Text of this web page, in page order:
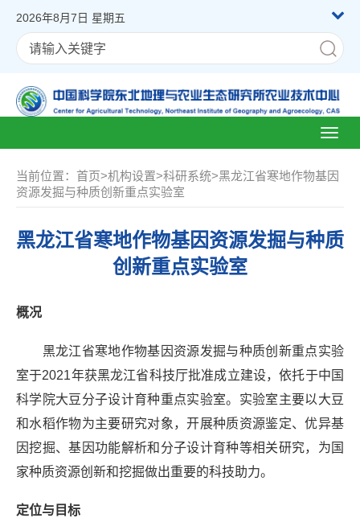
2026年8月7日 星期五
当前位置： 首页>机构设置>科研系统>黑龙江省寒地作物基因
资源发掘与种质创新重点实验室
黑龙江省寒地作物基因资源发掘与种质
创新重点实验室
概况
黑龙江省寒地作物基因资源发掘与种质创新重点实验
室于2021年获黑龙江省科技厅批准成立建设，依托于中国
科学院大豆分子设计育种重点实验室。实验室主要以大豆
和水稻作物为主要研究对象，开展种质资源鉴定、优异基
因挖掘、基因功能解析和分子设计育种等相关研究，为国
家种质资源创新和挖掘做出重要的科技助力。
定位与目标